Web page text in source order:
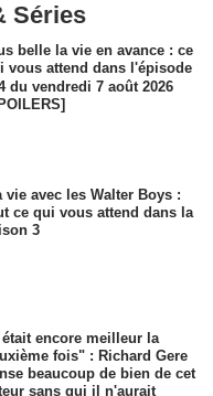
Séries
belle la vie en avance : ce
vous attend dans l'épisode
du vendredi 7 août 2026
vie avec les Walter Boys :
ce qui vous attend dans la
3
encore meilleur la
fois" : Richard Gere
beaucoup de bien de cet
sans qui il n'aurait